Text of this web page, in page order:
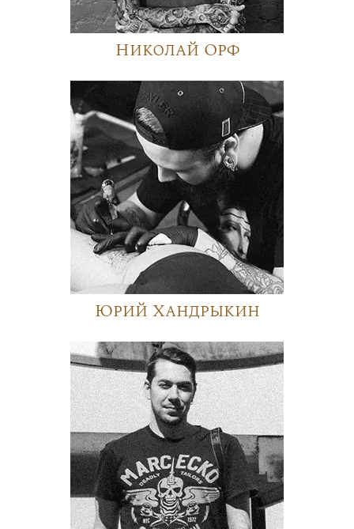
Николай Орф
Юрий Хандрыкин